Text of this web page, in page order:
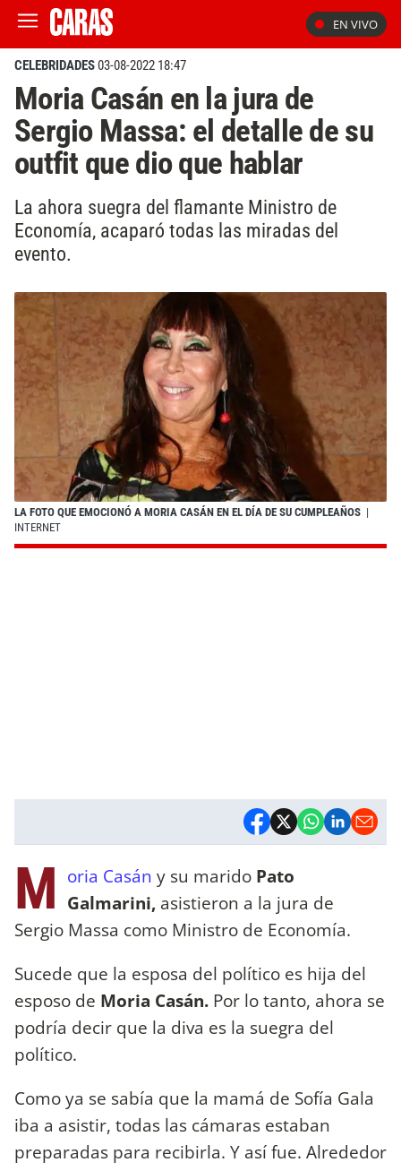
EN VIVO
CELEBRIDADES03-08-2022 18:47
Moria Casán en la jura de
Sergio Massa: el detalle de su
outfit que dio que hablar
La ahora suegra del flamante Ministro de
Economía, acaparó todas las miradas del
evento.
LA FOTO QUE EMOCIONÓ A MORIA CASÁN EN EL DÍA DE SU CUMPLEAÑOS |
INTERNET
M oria Casán y su marido Pato
Galmarini, asistieron a la jura de
Sergio Massa como Ministro de Economía.
Sucede que la esposa del político es hija del
esposo de Moria Casán. Por lo tanto, ahora se
podría decir que la diva es la suegra del
político.
Como ya se sabía que la mamá de Sofía Gala
iba a asistir, todas las cámaras estaban
preparadas para recibirla. Y así fue. Alrededor